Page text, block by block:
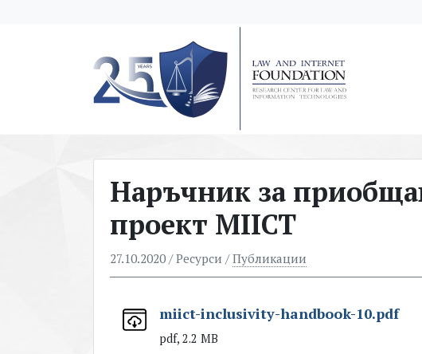
Наръчник за
проект MIICT
27.10.2020 / Ресурси /Публикации
miict-inclusivity-handbook-10.pdf
pdf, 2.2 MB